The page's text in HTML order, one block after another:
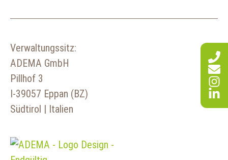
Verwaltungssitz:
ADEMA GmbH
Pillhof 3
I-39057 Eppan (BZ)
Südtirol | Italien